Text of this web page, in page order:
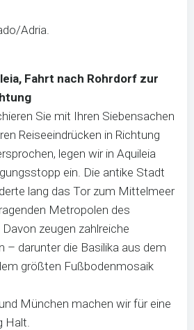
Adria.
Fahrt nach Rohrdorf zur
Sie mit Ihren Siebensachen
Reiseeindrücken in Richtung
legen wir in Aquileia
ein. Die antike Stadt
lang das Tor zum Mittelmeer
Metropolen des
zeugen zahlreiche
– darunter die Basilika aus dem
größten Fußbodenmosaik
München machen wir für eine
Halt.